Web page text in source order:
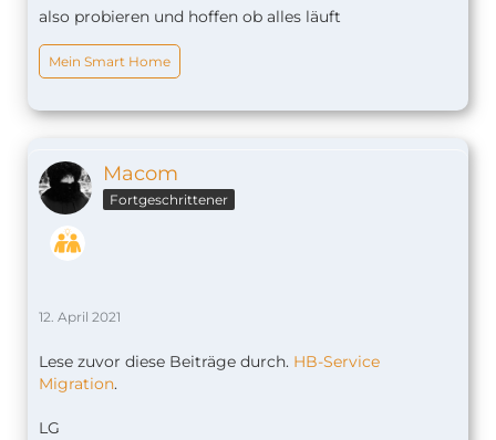
also probieren und hoffen ob alles läuft
Mein Smart Home
Macom
Fortgeschrittener
12. April 2021
Lese zuvor diese Beiträge durch. HB-Service
Migration.
LG